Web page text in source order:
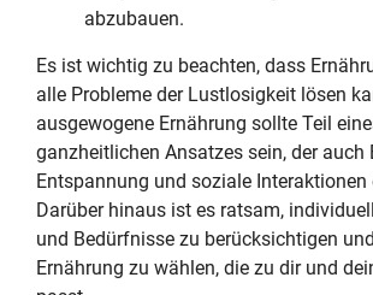
abzubauen.
Es ist wichtig zu beachten, dass
alle Probleme der Lustlosigkeit lösen
ausgewogene Ernährung sollte Teil
ganzheitlichen Ansatzes sein, der auch
Entspannung und soziale
Darüber hinaus ist es ratsam,
und Bedürfnisse zu berücksichtigen
Ernährung zu wählen, die zu dir und